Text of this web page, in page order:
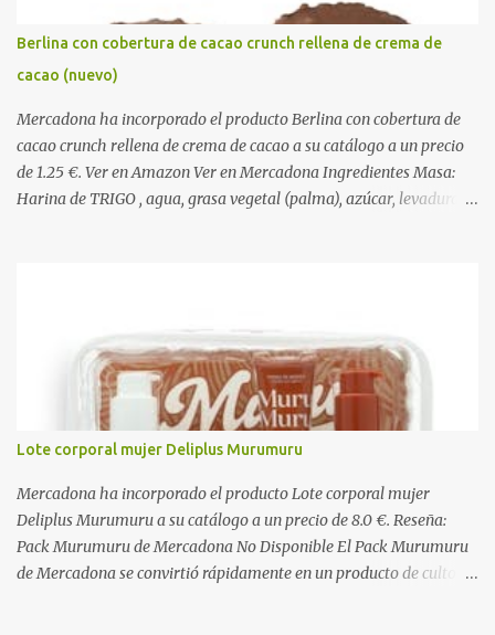
Berlina con cobertura de cacao crunch rellena de crema de
cacao (nuevo)
Mercadona ha incorporado el producto Berlina con cobertura de
cacao crunch rellena de crema de cacao a su catálogo a un precio
de 1.25 €. Ver en Amazon Ver en Mercadona Ingredientes Masa:
Harina de TRIGO , agua, grasa vegetal (palma), azúcar, levadura,
antioxidante (E300). Relleno 27%: Azúcar, aceite vegetal refinado
(girasol), LECHE desnatada en polvo, cacao desgrasado en polvo
0,9%, LECHE entera en polvo, emulgente (E322 ( SOJA )), aroma
natural. Cobertura 16%: Azúcar, grasas vegetales (coco, palmiste,
palma), cacao desgrasado en polvo 1,0%, suero de LECHE en polvo,
LECHE entera en polvo, emulgente (E322), lactosa ( LECHE ),
almidón de TRIGO , aromas naturales. Decorado 1,8%: Harina de
arroz, harina de TRIGO , azúcar, sal, extracto d...
Lote corporal mujer Deliplus Murumuru
Mercadona ha incorporado el producto Lote corporal mujer
Deliplus Murumuru a su catálogo a un precio de 8.0 €. Reseña:
Pack Murumuru de Mercadona No Disponible El Pack Murumuru
de Mercadona se convirtió rápidamente en un producto de culto